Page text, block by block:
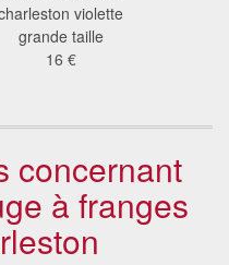
violette
grande taille
16 €
concernant
à franges